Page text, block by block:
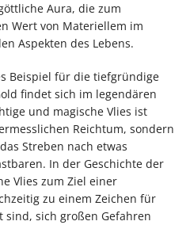
Aura, die zum
Wert von Materiellem im
Aspekten des Lebens.
Beispiel für die tiefgründige
findet sich im legendären
und magische Vlies ist
Reichtum, sondern
Streben nach etwas
In der Geschichte der
Vlies zum Ziel einer
zu einem Zeichen für
sich großen Gefahren